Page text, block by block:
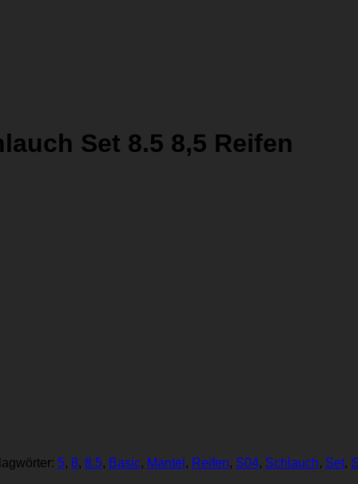
Set 8.5 8,5 Reifen
5, 8, 8.5, Basic, Mantel , Reifen, S04, Schlauch, Set,